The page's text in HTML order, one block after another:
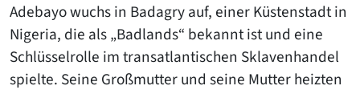
Adebayo wuchs in Badagry auf, einer Küstenstadt in
Nigeria, die als „Badlands“ bekannt ist und eine
Schlüsselrolle im transatlantischen Sklavenhandel
spielte. Seine Großmutter und seine Mutter heizten